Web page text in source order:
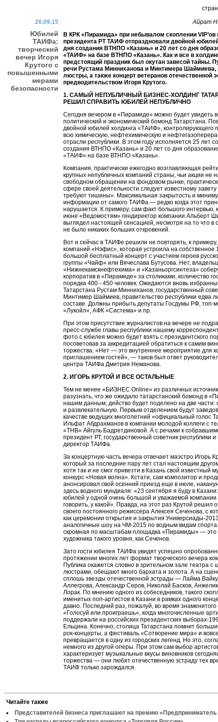
26.09.15
Юбилей
ТАИФа:
творческий
вечер Игоря
Крутого с
повышенными
мерами
безопасности
Айрат
В КРК «Пирамида» при небывалом скоплении VIP’ов
президента РТ ТАИФ отпраздновали двойной
дня создания ВТНПО «Казань» и 20 лет со дня
«ТАИФ» на базе ВТНПО «Казань». Как и все в
предстоящий праздник был окутан завесой тайны.
речи Рустама Минниханова и Минтимера
люстры, а также концерт ветеранов отечественной
предводительством Игоря Крутого.
1. САМЫЙ НЕПУБЛИЧНЫЙ БИЗНЕС-ХОЛДИНГ
РЕШИЛ СПРАВИТЬ ЮБИЛЕЙ НЕПУБЛИЧНО
Сегодня вечером в «Пирамиде» можно будет увидеть
политический и экономический бомонд Татарстана.
двойной юбилей холдинга «ТАИФ», контролирующего
всю химическую, нефтехимическую и
отрасли республики. В этом году исполняется 25 лет
создания ВТНПО «Казань» и 20 лет со дня
«ТАИФ» на базе ВТНПО «Казань».
Компания, практически ежегодно возглавляющая
крупных непубличных компаний страны, чьи акции не
свободном обращении на фондовом рынке,
сфере своей деятельности следует известному завету
требуют тишины». Максимальная закрытость и
информации от самого ТАИФа — редко когда этот
нарушается. К примеру, сам факт большого интервью,
июне «Ведомостям» гендиректор компании Альберт
выглядел настоящей сенсацией, несмотря на то что в
не было никаких больших откровений.
Вот и сейчас в ТАИФе решили не повторять, к
компаний «Нэфис», которая устроила на собственное
большой бесплатный концерт с участием героев
группы «Чайф» или Вячеслава Бутусова. Нет,
«Нижнекамскнефтехима» и «Казаньоргсинтеза»
корпоратив в «Пирамиде» за столиками, количество
порядка 400 - 450 человек. Ожидаются вновь
Татарстана Рустам Минниханов, государственный
Минтимер Шаймиев, правительство республики едва
составе. Должны прибыть депутаты Госдумы РФ, топ-
«Лукойл», АФК «Система» и пр.
При этом присутствие журналистов на вечере не
пресс-службе главы республики нашему
фото с юбилея можно будет взять с президентского
посоветовав за аккредитацией обратиться к самим
торжества. «Нет — это внутреннее мероприятие для
приглашением гостей», — таков был ответ
центра ТАИФа Дмитрия Неманова.
2. ИГОРЬ КРУТОЙ И ВСЕ ОСТАЛЬНЫЕ
Тем не менее «БИЗНЕС Online» из различных
разузнать, что же ожидало татарстанский бомонд в
нашим данным, действо будет поделено на две
и развлекательную. Первым отделением будут
качестве ведущих многолетний «официальный голос
Ильфат Абдрахманов в компании молодой коллеги с
«ТНВ» Айгуль Бадретдиновой. А с речами к
президент РТ, государственный советник республики
директор ТАИФа.
За концертную часть вечера отвечает маэстро Игорь
который за последние пару лет стал настоящим
хотя так и не смог привезти в Казань свой известный
конкурс «Новая волна». Кстати, сам композитор и
анонсировал свой осенний приезд еще в июле,
здесь водного мундиаля: «23 сентября я буду в
юбилей у одной очень большой и уважаемой
говорить, у какой». Правда, на этот раз Крутой решил
своего постоянного режиссера Алексея Сеченова, с
как церемонии открытия и закрытия Универсиады-
аналогичные шоу на ЧМ-2015 по водным видам
скромная по масштабам площадка «Пирамиды» —
художника такого уровня, как Сеченов.
Зато гости юбилея ТАИФа увидят успешно
протяжении многих лет формат творческого вечера
Публика окажется словно в зрительном зале театра с
люстрами, обещают много бархата и золота. А на
сплошь звезды отечественной эстрады — Лайма
Аллегрова, Александр Серов, Николай Басков,
Лорак. По мнению одного из собеседников, такого
именитых поп-артистов в Казани в рамках одного
давно. Последний раз, пожалуй, во время знаменитого
«Голосуй или проиграешь», когда многочисленные
поддержали на российских президентских выборах-
Ельцина. Конечно, столица Татарстана помнит
рок-концерты, а фестиваль «Сотворение мира» и
превращается в одну из городских легенд. Но это,
немного из другой оперы. При этом сам выбор
характеризует музыкальные вкусы виновников
торжества — они любят отечественную эстраду тех
ТАИФ только зарождался.
Читайте также
Представителей бизнеса приглашают на премию «Предприниматель